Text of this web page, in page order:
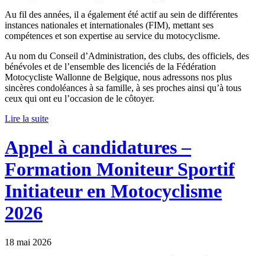
Au fil des années, il a également été actif au sein de différentes
instances nationales et internationales (FIM), mettant ses
compétences et son expertise au service du motocyclisme.
Au nom du Conseil d’Administration, des clubs, des officiels, des
bénévoles et de l’ensemble des licenciés de la Fédération
Motocycliste Wallonne de Belgique, nous adressons nos plus
sincères condoléances à sa famille, à ses proches ainsi qu’à tous
ceux qui ont eu l’occasion de le côtoyer.
Lire la suite
Appel à candidatures –
Formation Moniteur Sportif
Initiateur en Motocyclisme
2026
18 mai 2026